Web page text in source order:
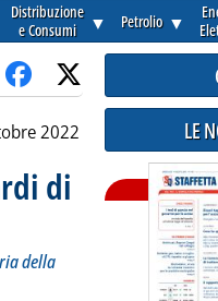
Distribuzione
e Consumi
▼ Petrolio ▼
2022
di
della
LE